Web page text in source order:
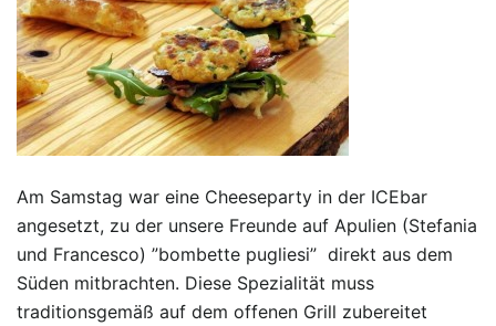
Am Samstag war eine Cheeseparty in der ICEbar
angesetzt, zu der unsere Freunde auf Apulien (Stefania
und Francesco) ”bombette pugliesi” direkt aus dem
Süden mitbrachten. Diese Spezialität muss
traditionsgemäß auf dem offenen Grill zubereitet